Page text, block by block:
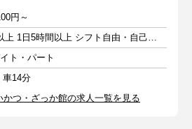
円～
週1日以上 1日5時間以上 シフト自由・自己申告
ト・パート
車14分
つ・ざっか館の求人一覧を見る